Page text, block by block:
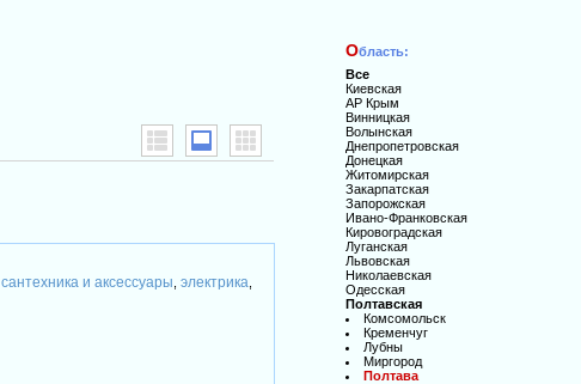
,сантехника и аксессуары ,электрика
Область:
Все
Киевская
АР Крым
Винницкая
Волынская
Днепропетровская
Донецкая
Житомирская
Закарпатская
Запорожская
Ивано-Франковская
Кировоградская
Луганская
Львовская
Николаевская
Одесская
Полтавская
Комсомольск
Кременчуг
Лубны
Миргород
Полтава